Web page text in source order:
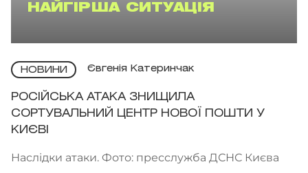
НАЙГІРША СИТУАЦІЯ
НОВИНИ Євгенія Катеринчак
РОСІЙСЬКА АТАКА ЗНИЩИЛА
СОРТУВАЛЬНИЙ ЦЕНТР НОВОЇ ПОШТИ У
КИЄВІ
Наслідки атаки. Фото: пресслужба ДСНС Києва